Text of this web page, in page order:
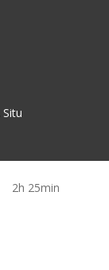
2h 25min